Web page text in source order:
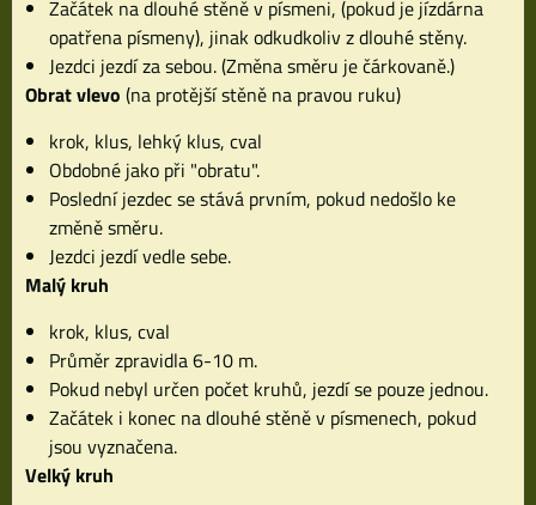
Začátek na dlouhé stěně v písmeni, (pokud je jízdárna
opatřena písmeny), jinak odkudkoliv z dlouhé stěny.
Jezdci jezdí za sebou. (Změna směru je čárkovaně.)
Obrat vlevo (na protější stěně na pravou ruku)
krok, klus, lehký klus, cval
Obdobné jako při "obratu".
Poslední jezdec se stává prvním, pokud nedošlo ke
změně směru.
Jezdci jezdí vedle sebe.
Malý kruh
krok, klus, cval
Průměr zpravidla 6-10 m.
Pokud nebyl určen počet kruhů, jezdí se pouze jednou.
Začátek i konec na dlouhé stěně v písmenech, pokud
jsou vyznačena.
Velký kruh